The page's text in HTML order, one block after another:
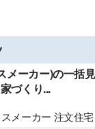
メーカー)の一括見
づくり...
メーカー 注文住宅